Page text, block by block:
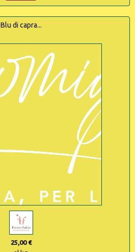
Blu di capra...
25,00 €